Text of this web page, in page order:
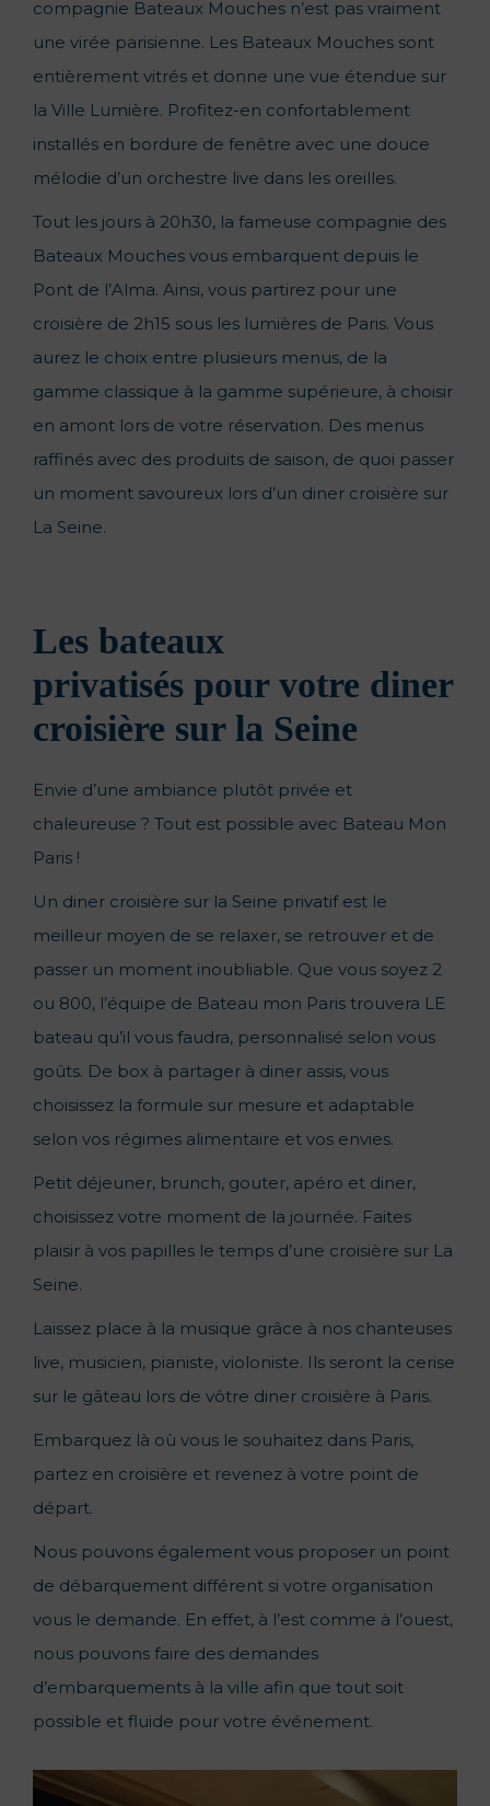
compagnie Bateaux Mouches n’est pas vraiment
une virée parisienne. Les Bateaux Mouches sont
entièrement vitrés et donne une vue étendue sur
la Ville Lumière. Profitez-en confortablement
installés en bordure de fenêtre avec une douce
mélodie d’un orchestre live dans les oreilles.
Tout les jours à 20h30, la fameuse compagnie des
Bateaux Mouches vous embarquent depuis le
Pont de l’Alma. Ainsi, vous partirez pour une
croisière de 2h15 sous les lumières de Paris. Vous
aurez le choix entre plusieurs menus, de la
gamme classique à la gamme supérieure, à choisir
en amont lors de votre réservation. Des menus
raffinés avec des produits de saison, de quoi passer
un moment savoureux lors d’un diner croisière sur
La Seine.
Les bateaux
privatisés pour votre diner
croisière sur la Seine
Envie d’une ambiance plutôt privée et
chaleureuse ? Tout est possible avec Bateau Mon
Paris !
Un diner croisière sur la Seine privatif est le
meilleur moyen de se relaxer, se retrouver et de
passer un moment inoubliable. Que vous soyez 2
ou 800, l’équipe de Bateau mon Paris trouvera LE
bateau qu’il vous faudra, personnalisé selon vous
goûts. De box à partager à diner assis, vous
choisissez la formule sur mesure et adaptable
selon vos régimes alimentaire et vos envies.
Petit déjeuner, brunch, gouter, apéro et diner,
choisissez votre moment de la journée. Faites
plaisir à vos papilles le temps d’une croisière sur La
Seine.
Laissez place à la musique grâce à nos chanteuses
live, musicien, pianiste, violoniste. Ils seront la cerise
sur le gâteau lors de vôtre diner croisière à Paris.
Embarquez là où vous le souhaitez dans Paris,
partez en croisière et revenez à votre point de
départ.
Nous pouvons également vous proposer un point
de débarquement différent si votre organisation
vous le demande. En effet, à l’est comme à l’ouest,
nous pouvons faire des demandes
d’embarquements à la ville afin que tout soit
possible et fluide pour votre événement.